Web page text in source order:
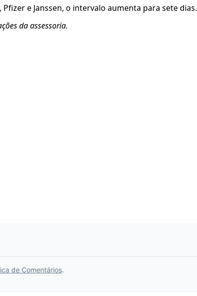
Pfizer e Janssen, o intervalo aumenta para sete dias.
da assessoria.